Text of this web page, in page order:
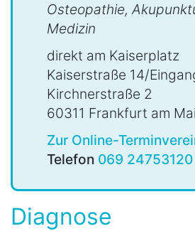
Osteopathie,
Medizin
direkt am Kaiserplatz
Kaiserstraße 14/
Kirchnerstraße 2
60311 Frankfurt am
Zur Online-
Telefon 069 24753120
Diagnose